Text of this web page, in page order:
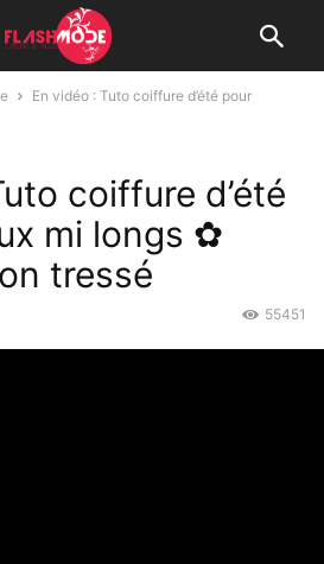
En vidéo : Tuto coiffure d’été pour
coiffure d’été
mi longs ✿
tressé
55451